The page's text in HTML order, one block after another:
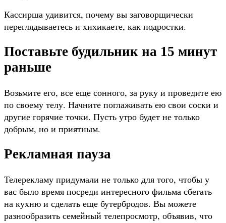
Кассирша удивится, почему вы заговорщически
переглядываетесь и хихикаете, как подростки.
Поставьте будильник на 15 минут
раньше
Возьмите его, все еще сонного, за руку и проведите ею
по своему телу. Начните поглаживать ею свои соски и
другие горячие точки. Пусть утро будет не только
добрым, но и приятным.
Рекламная пауза
Телерекламу придумали не только для того, чтобы у
вас было время посреди интересного фильма сбегать
на кухню и сделать еще бутербродов. Вы можете
разнообразить семейный телепросмотр, объявив, что